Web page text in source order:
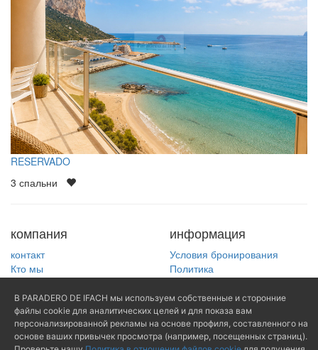
RESERVADO
3 спальни
компания
контакт
Кто мы
Владельцы
информация
Условия бронирования
Политика
конфиденциальности
Официальное уведомление
- LSSI - LOPD
Политика в отношении
файлов cookie
В PARADERO DE IFACH мы используем собственные и сторонние
файлы cookie для аналитических целей и для показа вам
персонализированной рекламы на основе профиля, составленного на
основе ваших привычек просмотра (например, посещенных страниц).